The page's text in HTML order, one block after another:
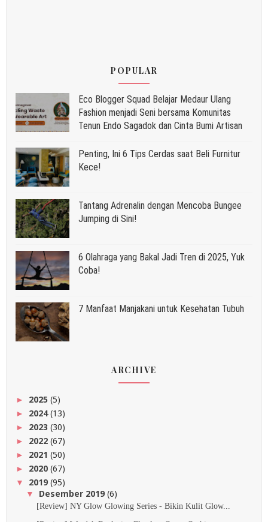
POPULAR
Eco Blogger Squad Belajar Medaur Ulang
Fashion menjadi Seni bersama Komunitas
Tenun Endo Sagadok dan Cinta Bumi Artisan
Penting, Ini 6 Tips Cerdas saat Beli Furnitur
Kece!
Tantang Adrenalin dengan Mencoba Bungee
Jumping di Sini!
6 Olahraga yang Bakal Jadi Tren di 2025, Yuk
Coba!
7 Manfaat Manjakani untuk Kesehatan Tubuh
ARCHIVE
► 2025 (5)
► 2024(13)
► 2023 (30)
► 2022 (67)
► 2021 (50)
► 2020 (67)
▼ 2019(95)
▼ Desember 2019(6)
[Review] NY Glow Glowing Series - Bikin Kulit Glow...